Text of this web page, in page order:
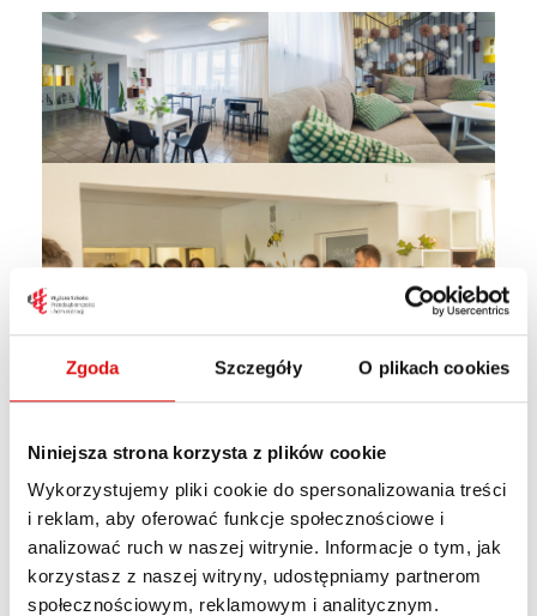
Zgoda Szczegóły O plikach cookies
Niniejsza strona korzysta z plików cookie
Wykorzystujemy pliki cookie do spersonalizowania treści
i reklam, aby oferować funkcje społecznościowe i
analizować ruch w naszej witrynie. Informacje o tym, jak
korzystasz z naszej witryny, udostępniamy partnerom
społecznościowym, reklamowym i analitycznym.
Sala konferencyjna w
Medisept
Projekt dla lubelskiego potentata w branży